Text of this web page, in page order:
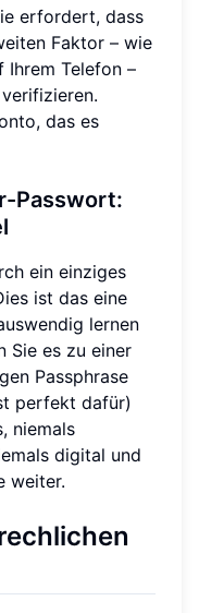
erfordert, dass
Faktor – wie
Ihrem Telefon –
das es
Passwort:
ein einziges
ist das eine
lernen
Sie es zu einer
Passphrase
perfekt dafür)
niemals
digital und
weiter.